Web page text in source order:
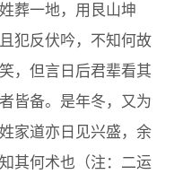
葬一地，用艮山坤
犯反伏吟，不知何故
，但言日后君辈看其
皆备。是年冬，又为
家道亦日见兴盛，余
其何术也（注：二运